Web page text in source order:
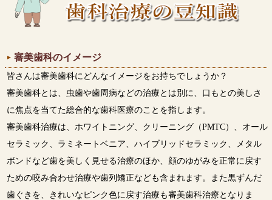
審美歯科のイメージ
皆さんは審美歯科にどんなイメージをお持ちでしょうか？
審美歯科とは、虫歯や歯周病などの治療とは別に、口もとの美しさ
に焦点を当てた総合的な歯科医療のことを指します。
審美歯科治療は、ホワイトニング、クリーニング（PMTC）、オール
セラミック、ラミネートベニア、ハイブリッドセラミック、メタル
ボンドなど歯を美しく見せる治療のほか、顔のゆがみを正常に戻す
ための咬み合わせ治療や歯列矯正なども含まれます。また黒ずんだ
歯ぐきを、きれいなピンク色に戻す治療も審美歯科治療となりま